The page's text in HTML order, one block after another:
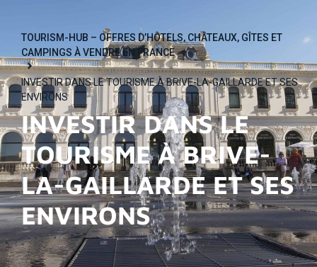
INVESTIR DANS LE
TOURISME À BRIVE-
LA-GAILLARDE ET SES
ENVIRONS
TOURISM-HUB – OFFRES D’HÔTELS, CHÂTEAUX, GÎTES ET
CAMPINGS À VENDRE EN FRANCE
INVESTIR DANS LE TOURISME À BRIVE-LA-GAILLARDE ET SES
ENVIRONS